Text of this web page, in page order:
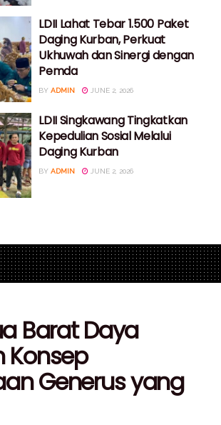
LDII Lahat Tebar 1.500 Paket
Daging Kurban, Perkuat
Ukhuwah dan Sinergi dengan
Pemda
BY ADMIN JUNE 2, 2026
LDII Singkawang Tingkatkan
Kepedulian Sosial Melalui
Daging Kurban
BY ADMIN JUNE 2, 2026
Barat Daya
Konsep
Generus yang